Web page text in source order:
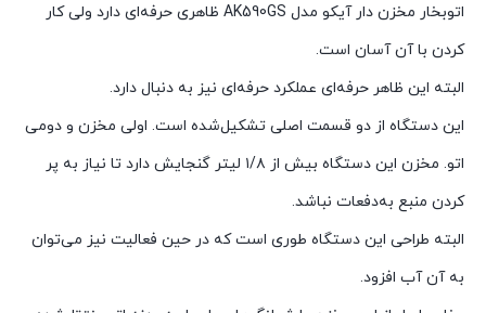
اتوبخار مخزن دار آیکو مدل AK590GS ظاهری حرفه‌ای دارد ولی کار
کردن با آن آسان است.
البته این ظاهر حرفه‌ای عملکرد حرفه‌ای نیز به دنبال دارد.
این دستگاه از دو قسمت اصلی تشکیل‌شده است. اولی مخزن و دومی
اتو. مخزن این دستگاه بیش از ۱/۸ لیتر گنجایش دارد تا نیاز به پر
کردن منبع به‌دفعات نباشد.
البته طراحی این دستگاه طوری است که در حین فعالیت نیز می‌توان
به آن آب افزود.